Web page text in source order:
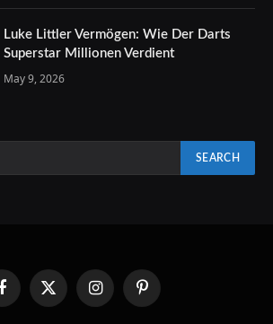
Luke Littler Vermögen: Wie Der Darts
Superstar Millionen Verdient
May 9, 2026
FacebookX
InstagramPinterest